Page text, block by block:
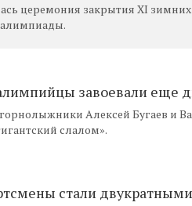
церемония закрытия XI
завоевали еще
горнолыжники Алексей Бугаев и
слалом».
стали